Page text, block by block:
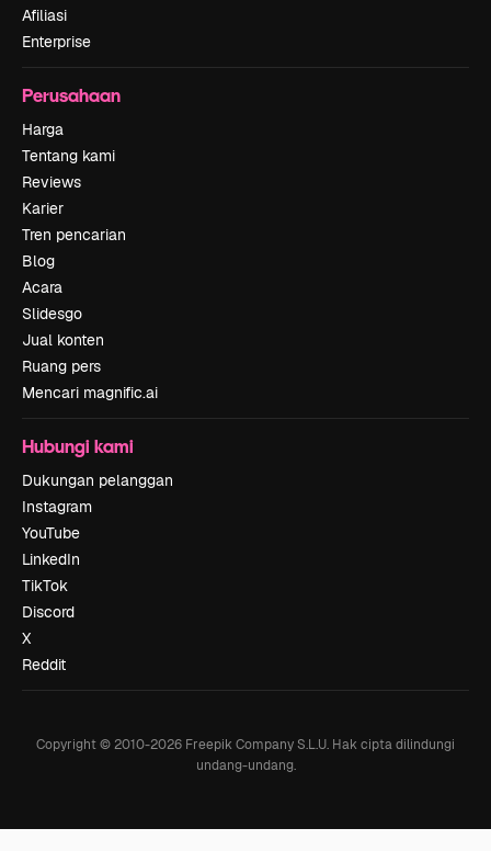
Afiliasi
Enterprise
Perusahaan
Harga
Tentang kami
Reviews
Karier
Tren pencarian
Blog
Acara
Slidesgo
Jual konten
Ruang pers
Mencari magnific.ai
Hubungi kami
Dukungan pelanggan
Instagram
YouTube
LinkedIn
TikTok
Discord
X
Reddit
Copyright © 2010-2026 Freepik Company S.L.U. Hak cipta dilindungi
undang-undang.